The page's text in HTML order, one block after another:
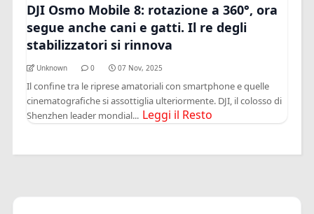
DJI Osmo Mobile 8: rotazione a 360°, ora
segue anche cani e gatti. Il re degli
stabilizzatori si rinnova
Unknown 0 07 Nov, 2025
Il confine tra le riprese amatoriali con smartphone e quelle
cinematografiche si assottiglia ulteriormente. DJI, il colosso di
Shenzhen leader mondial... Leggi il Resto